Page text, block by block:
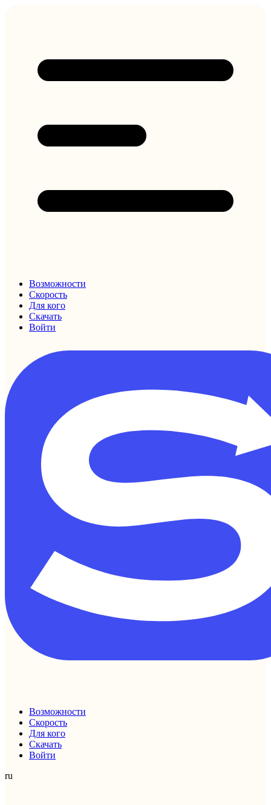
Возможности
Скорость
Для кого
Скачать
Войти
Возможности
Скорость
Для кого
Скачать
Войти
ru